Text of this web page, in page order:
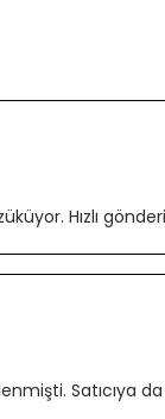
Hızlı
Satıcıya